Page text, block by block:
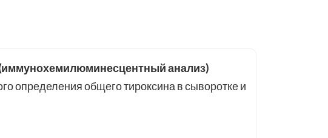
анализ)
определения общего тироксина в сыворотке и